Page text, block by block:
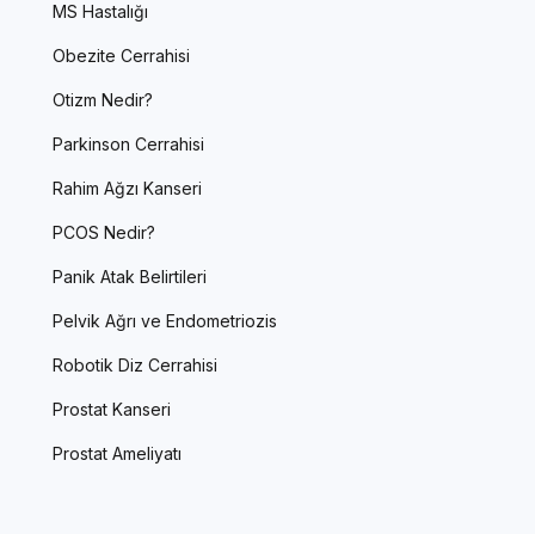
MS Hastalığı
Obezite Cerrahisi
Otizm Nedir?
Parkinson Cerrahisi
Rahim Ağzı Kanseri
PCOS Nedir?
Panik Atak Belirtileri
Pelvik Ağrı ve Endometriozis
Robotik Diz Cerrahisi
Prostat Kanseri
Prostat Ameliyatı